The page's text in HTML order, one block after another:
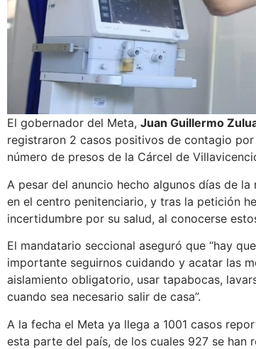
El gobernador del Meta, Juan Guillermo
registraron 2 casos positivos de contagio
número de presos de la Cárcel de
A pesar del anuncio hecho algunos días de
en el centro penitenciario, y tras la petición
incertidumbre por su salud, al conocerse
El mandatario seccional aseguró que “hay
importante seguirnos cuidando y acatar las
aislamiento obligatorio, usar tapabocas,
cuando sea necesario salir de casa”.
A la fecha el Meta ya llega a 1001 casos
esta parte del país, de los cuales 927 se han